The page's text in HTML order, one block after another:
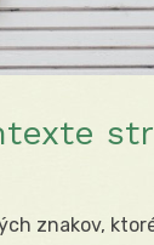
znakov,